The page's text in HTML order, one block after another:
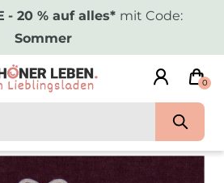
- 20 % auf alles* mit Code:
Sommer
0